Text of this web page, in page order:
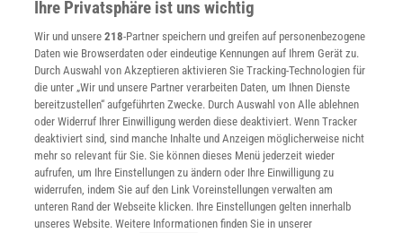
Ihre Privatsphäre ist uns wichtig
Wir und unsere218-Partner speichern und greifen auf personenbezogene
Daten wie Browserdaten oder eindeutige Kennungen auf Ihrem Gerät zu.
Durch Auswahl von Akzeptieren aktivieren Sie Tracking-Technologien für
die unter „Wir und unsere Partner verarbeiten Daten, um Ihnen Dienste
bereitzustellen“ aufgeführten Zwecke. Durch Auswahl von Alle ablehnen
oder Widerruf Ihrer Einwilligung werden diese deaktiviert. Wenn Tracker
deaktiviert sind, sind manche Inhalte und Anzeigen möglicherweise nicht
mehr so relevant für Sie. Sie können dieses Menü jederzeit wieder
aufrufen, um Ihre Einstellungen zu ändern oder Ihre Einwilligung zu
widerrufen, indem Sie auf den Link Voreinstellungen verwalten am
unteren Rand der Webseite klicken. Ihre Einstellungen gelten innerhalb
unseres Website. Weitere Informationen finden Sie in unserer